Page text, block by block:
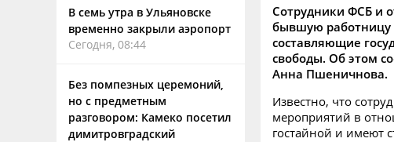
В семь утра в Ульяновске
временно закрыли аэропорт
Сегодня, 08:44
Без помпезных церемоний,
но с предметным
разговором: Камеко посетил
димитровградский
Сотрудники ФСБ и
бывшую работницу
составляющие
свободы. Об этом
Анна Пшеничнова.
Известно, что
мероприятий в
гостайной и имеют